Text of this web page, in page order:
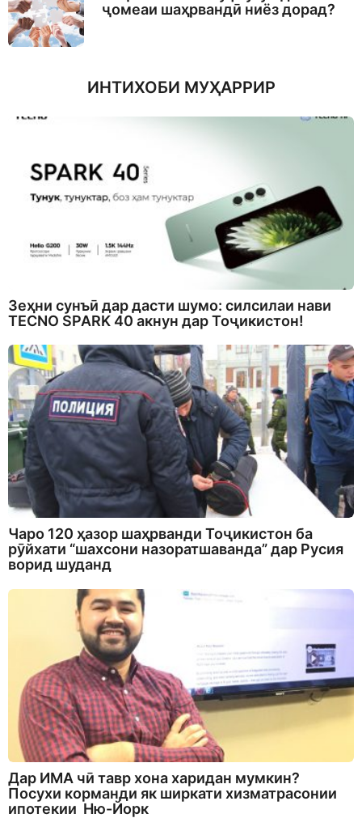
ҷомеаи шаҳрвандӣ ниёз дорад?
ИНТИХОБИ МУҲАРРИР
Зеҳни сунъӣ дар дасти шумо: силсилаи нави
TECNO SPARK 40 акнун дар Тоҷикистон!
Чаро 120 ҳазор шаҳрванди Тоҷикистон ба
рӯйхати “шахсони назоратшаванда” дар Русия
ворид шуданд
Дар ИМА чӣ тавр хона харидан мумкин?
Посухи корманди як ширкати хизматрасонии
ипотекии Ню-Йорк